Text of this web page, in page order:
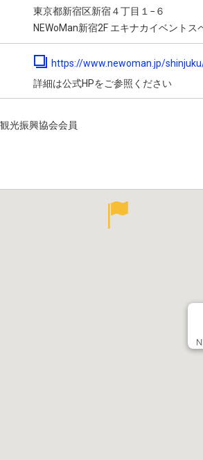
東京都新宿区新宿４丁目１−６
NEWoMan新宿2F エキナカイベントス
https://www.newoman.jp/
詳細は公式HPをご参照ください
光振興協会会員